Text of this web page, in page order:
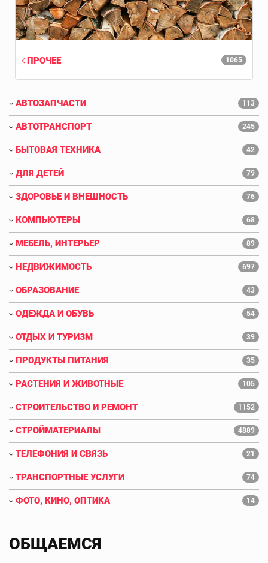
1065
ПРОЧЕЕ
АВТОЗАПЧАСТИ 113
АВТОТРАНСПОРТ 245
БЫТОВАЯ ТЕХНИКА 42
ДЛЯ ДЕТЕЙ 79
ЗДОРОВЬЕ И ВНЕШНОСТЬ 76
КОМПЬЮТЕРЫ 68
МЕБЕЛЬ, ИНТЕРЬЕР 89
НЕДВИЖИМОСТЬ 697
ОБРАЗОВАНИЕ 43
ОДЕЖДА И ОБУВЬ 54
ОТДЫХ И ТУРИЗМ 39
ПРОДУКТЫ ПИТАНИЯ 35
РАСТЕНИЯ И ЖИВОТНЫЕ 105
СТРОИТЕЛЬСТВО И РЕМОНТ 1152
СТРОЙМАТЕРИАЛЫ 4889
ТЕЛЕФОНИЯ И СВЯЗЬ 21
ТРАНСПОРТНЫЕ УСЛУГИ 74
ФОТО, КИНО, ОПТИКА 14
ОБЩАЕМСЯ